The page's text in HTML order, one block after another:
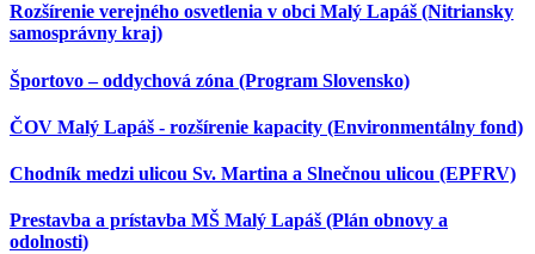
Rozšírenie verejného osvetlenia v obci Malý Lapáš (Nitriansky
samosprávny kraj)
Športovo – oddychová zóna (Program Slovensko)
ČOV Malý Lapáš - rozšírenie kapacity (Environmentálny fond)
Chodník medzi ulicou Sv. Martina a Slnečnou ulicou (EPFRV)
Prestavba a prístavba MŠ Malý Lapáš (Plán obnovy a
odolnosti)